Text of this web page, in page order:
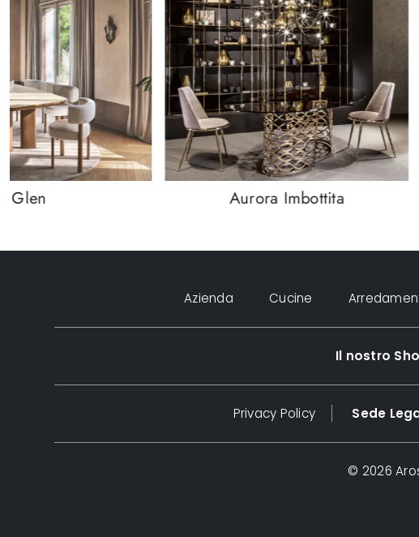
Glen Aurora Imbottita
Azienda Cucine
Il nostro
Privacy Policy Sede
© 2026